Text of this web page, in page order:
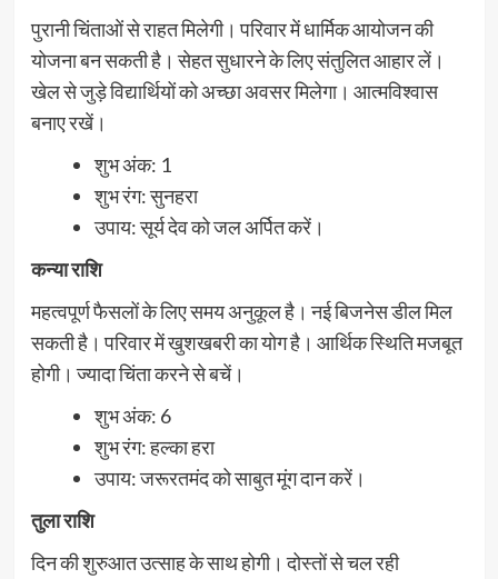
पुरानी चिंताओं से राहत मिलेगी। परिवार में धार्मिक आयोजन की
योजना बन सकती है। सेहत सुधारने के लिए संतुलित आहार लें।
खेल से जुड़े विद्यार्थियों को अच्छा अवसर मिलेगा। आत्मविश्वास
बनाए रखें।
शुभ अंक: 1
शुभ रंग: सुनहरा
उपाय: सूर्य देव को जल अर्पित करें।
कन्या राशि
महत्वपूर्ण फैसलों के लिए समय अनुकूल है। नई बिजनेस डील मिल
सकती है। परिवार में खुशखबरी का योग है। आर्थिक स्थिति मजबूत
होगी। ज्यादा चिंता करने से बचें।
शुभ अंक: 6
शुभ रंग: हल्का हरा
उपाय: जरूरतमंद को साबुत मूंग दान करें।
तुला राशि
दिन की शुरुआत उत्साह के साथ होगी। दोस्तों से चल रही